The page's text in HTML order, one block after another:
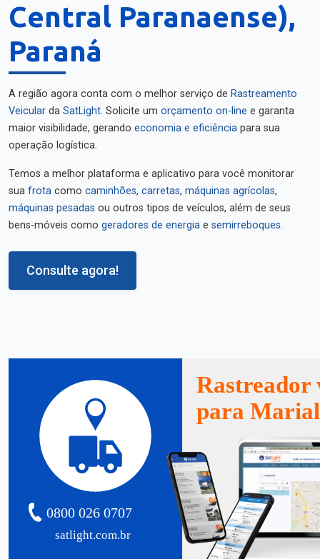
Central Paranaense),
Paraná
A região agora conta com o melhor serviço de Rastreamento
Veicular da SatLight. Solicite um orçamento on-line e garanta
maior visibilidade, gerando economia e eficiência para sua
operação logística.
Temos a melhor plataforma e aplicativo para você monitorar
sua frota como caminhões, carretas, máquinas agrícolas,
máquinas pesadas ou outros tipos de veículos, além de seus
bens-móveis como geradores de energia e semirreboques.
Consulte agora!
satlight.com.br
0800 026 0707
Rastreador
para